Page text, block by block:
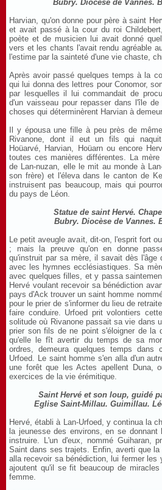
Bubry. Diocèse de Vannes.
Harvian, qu'on donne pour père à saint
et avait passé à la cour du roi
poète et de musicien lui avait donné
vers et les chants l'avait rendu agréable
l'estime par la sainteté d'une vie chaste,
Après avoir passé quelques temps à la
qui lui donna des lettres pour Conomor,
par lesquelles il lui commandait de
d'un vaisseau pour repasser dans l'île
choses qui déterminèrent Harvian à
Il y épousa une fille à peu près de
Rivanone, dont il eut un fils qui
Hoüarvé, Harvian, Hoüarn ou encore
toutes ces manières différentes. La
de Lan-nuzan, elle le mit au monde à
son frère) et l'éleva dans le canton de
instruisent pas beaucoup, mais qui
du pays de Léon.
Statue de saint Hervé.
Bubry. Diocèse de Vannes.
Le petit aveugle avait, dit-on, l'esprit fort
; mais la preuve qu'on en donne
qu'instruit par sa mère, il savait dès l'âge
avec les hymnes ecclésiastiques. Sa
avec quelques filles, et y passa
Hervé voulant recevoir sa bénédiction
pays d'Ack trouver un saint homme
pour le prier de s'informer du lieu de
faire conduire. Urfoed prit volontiers
solitude où Rivanone passait sa vie dans
prier son fils de ne point s'éloigner de la
qu'elle le fît avertir du temps de sa
ordres, demeura quelques temps
Urfoed. Le saint homme s'en alla d'un
une forêt que les Actes apellent Duna,
exercices de la vie érémitique.
Saint Hervé et son loup, guidé
Eglise Saint-Millau. Guimillau.
Hervé, établi à Lan-Urfoed, y continua la
la jeunesse des environs, en se
instruire. L'un d'eux, nommé Guiharan,
Saint dans ses trajets. Enfin, averti que la
alla recevoir sa bénédiction, lui fermer les
ajoutent qu'il se fit beaucoup de
femme.